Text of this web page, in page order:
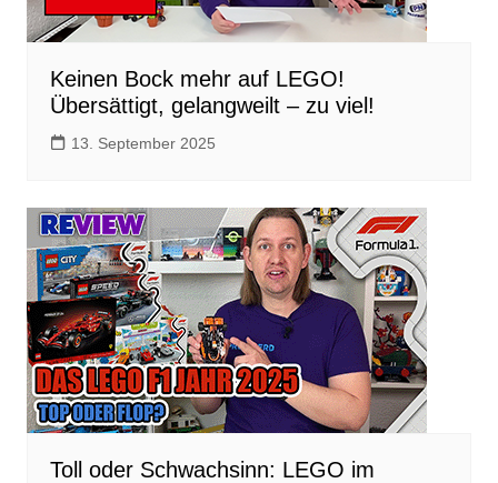
Keinen Bock mehr auf LEGO!
Übersättigt, gelangweilt – zu viel!
13. September 2025
Toll oder Schwachsinn: LEGO im